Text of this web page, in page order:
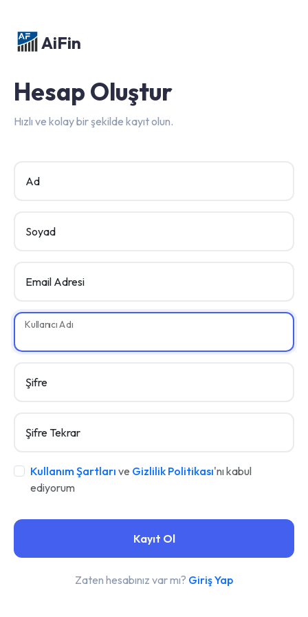
AiFin
Hesap Oluştur
Hızlı ve kolay bir şekilde kayıt olun.
Ad
Soyad
Email Adresi
Kullanıcı Adı
Şifre
Şifre Tekrar
Kullanım Şartları ve Gizlilik Politikası'nı kabul
ediyorum
Kayıt Ol
Zaten hesabınız var mı? Giriş Yap